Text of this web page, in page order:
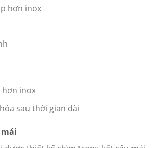
hơn inox
inox
sau thời gian dài